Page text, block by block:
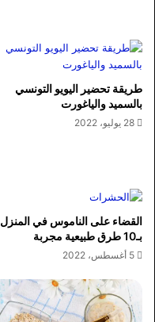
طريقة تحضير اليويو التونسي
بالسميد والياغورت
28 يوليو، 2022
القضاء على الناموس في المنزل
بـ10 طرق طبيعية مجربة
5 أغسطس، 2022